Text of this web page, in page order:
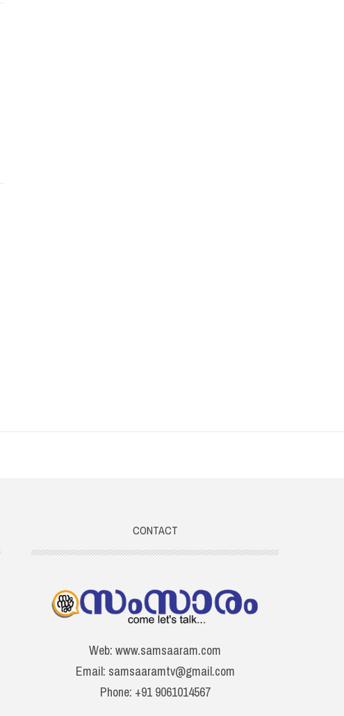
CONTACT
Web: www.samsaaram.com
Email: samsaaramtv@gmail.com
Phone: +91 9061014567